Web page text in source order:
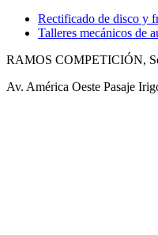
Rectificado de disco y
Talleres mecánicos de
RAMOS COMPETICIÓN,
Av. América Oeste Pasaje